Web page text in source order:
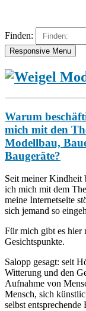
Finden:
Responsive Menu
Warum
mich mit den
Modellbau,
Baugeräte?
Seit meiner Kindheit
ich mich mit dem
meine Internetseite
sich jemand so
Für mich gibt es hier
Gesichtspunkte.
Salopp gesagt: seit
Witterung und den
Aufnahme von
Mensch, sich
selbst entsprechende